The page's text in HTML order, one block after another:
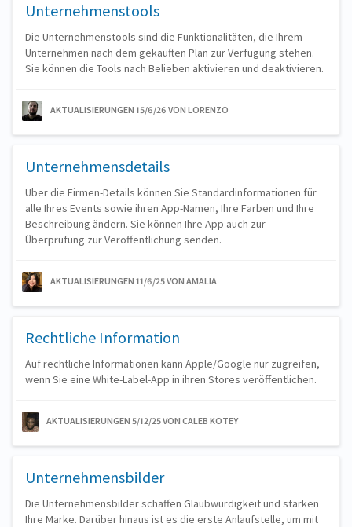
Unternehmenstools
Die Unternehmenstools sind die Funktionalitäten, die Ihrem
Unternehmen nach dem gekauften Plan zur Verfügung stehen.
Sie können die Tools nach Belieben aktivieren und deaktivieren.
AKTUALISIERUNGEN 15/6/26 VON LORENZO
Unternehmensdetails
Über die Firmen-Details können Sie Standardinformationen für
alle Ihres Events sowie ihren App-Namen, Ihre Farben und Ihre
Beschreibung ändern. Sie können Ihre App auch zur
Überprüfung zur Veröffentlichung senden.
AKTUALISIERUNGEN 11/6/25VON AMALIA
Rechtliche Information
Auf rechtliche Informationen kann Apple/Google nur zugreifen,
wenn Sie eine White-Label-App in ihren Stores veröffentlichen.
AKTUALISIERUNGEN 5/12/25VON CALEB KOTEY
Unternehmensbilder
Die Unternehmensbilder schaffen Glaubwürdigkeit und stärken
Ihre Marke. Darüber hinaus ist es die erste Anlaufstelle, um mit